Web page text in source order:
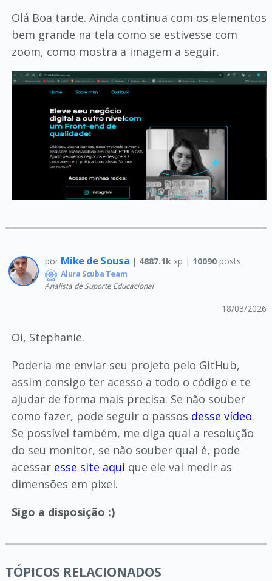
Olá Boa tarde. Ainda continua com os elementos
bem grande na tela como se estivesse com
zoom, como mostra a imagem a seguir.
por Mike de Sousa | 4887.1kxp | 10090posts
Alura Scuba Team
Analista de Suporte Educacional
18/03/2026
Oi, Stephanie.
Poderia me enviar seu projeto pelo GitHub,
assim consigo ter acesso a todo o código e te
ajudar de forma mais precisa. Se não souber
como fazer, pode seguir o passos desse vídeo.
Se possível também, me diga qual a resolução
do seu monitor, se não souber qual é, pode
acessar esse site aqui que ele vai medir as
dimensões em pixel.
Sigo a disposição :)
TÓPICOS RELACIONADOS